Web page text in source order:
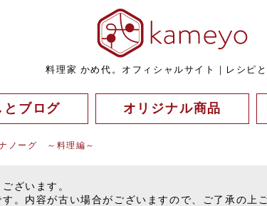
料理家 かめ代。オフィシャルサイト｜レシピ
とブログ オリジナル商品
ノーグ ～料理編～
ざいます。
。内容が古い場合がございますので、ご了承の上